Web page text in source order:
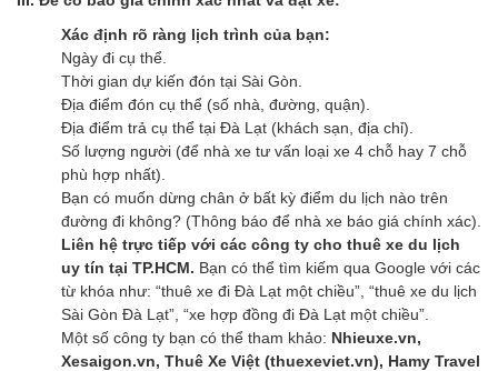
Xác định rõ ràng lịch trình của bạn:
Ngày đi cụ thể.
Thời gian dự kiến đón tại Sài Gòn.
Địa điểm đón cụ thể (số nhà, đường, quận).
Địa điểm trả cụ thể tại Đà Lạt (khách sạn, địa chỉ).
Số lượng người (để nhà xe tư vấn loại xe 4 chỗ hay 7 chỗ
phù hợp nhất).
Bạn có muốn dừng chân ở bất kỳ điểm du lịch nào trên
đường đi không? (Thông báo để nhà xe báo giá chính xác).
Liên hệ trực tiếp với các công ty cho thuê xe du lịch
uy tín tại TP.HCM. Bạn có thể tìm kiếm qua Google với các
từ khóa như: “thuê xe đi Đà Lạt một chiều”, “thuê xe du lịch
Sài Gòn Đà Lạt”, “xe hợp đồng đi Đà Lạt một chiều”.
Một số công ty bạn có thể tham khảo: Nhieuxe.vn,
Xesaigon.vn, Thuê Xe Việt (thuexeviet.vn), Hamy Travel